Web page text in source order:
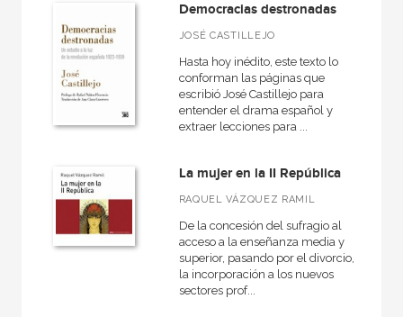
Democracias destronadas
JOSÉ CASTILLEJO
Hasta hoy inédito, este texto lo
conforman las páginas que
escribió José Castillejo para
entender el drama español y
extraer lecciones para ...
La mujer en la II República
RAQUEL VÁZQUEZ RAMIL
De la concesión del sufragio al
acceso a la enseñanza media y
superior, pasando por el divorcio,
la incorporación a los nuevos
sectores prof...